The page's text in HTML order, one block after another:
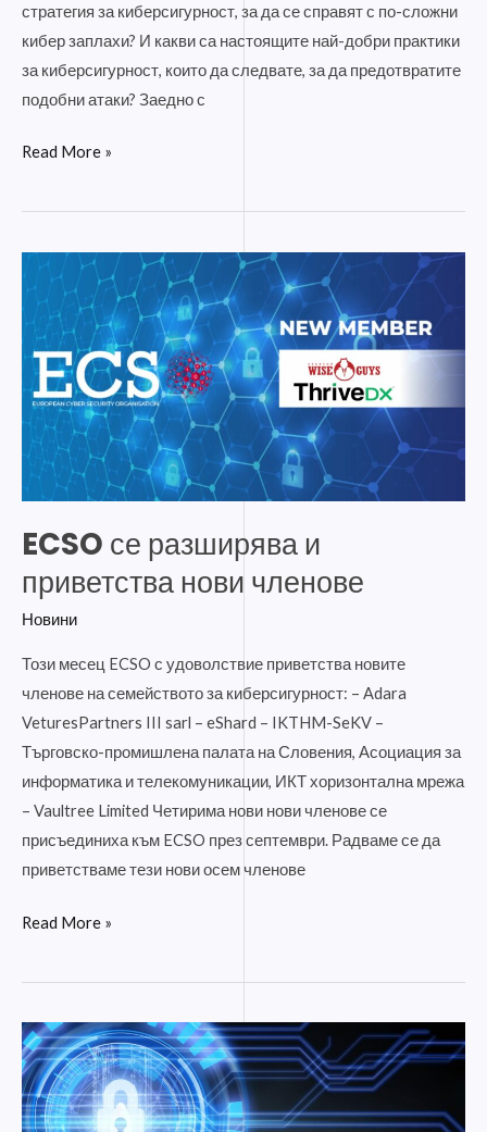
стратегия за киберсигурност, за да се справят с по-сложни
кибер заплахи? И какви са настоящите най-добри практики
за киберсигурност, които да следвате, за да предотвратите
подобни атаки? Заедно с
Read More »
ECSO се разширява и
приветства нови членове
Новини
Този месец ECSO с удоволствие приветства новите
членове на семейството за киберсигурност: – Adara
VeturesPartners III sarl – eShard – IKTHM-SeKV –
Търговско-промишлена палата на Словения, Асоциация за
информатика и телекомуникации, ИКТ хоризонтална мрежа
– Vaultree Limited Четирима нови нови членове се
присъединиха към ECSO през септември. Радваме се да
приветстваме тези нови осем членове
ECSO
се
разширява
и
приветства
нови
членове
Read More »
ECSO
избира
своя
нов